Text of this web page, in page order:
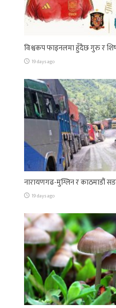
विश्वकप फाइनलमा हुँदैछ गुरु र
19 days ago
नारायणगढ-मुग्लिन र काठमाडौं
19 days ago